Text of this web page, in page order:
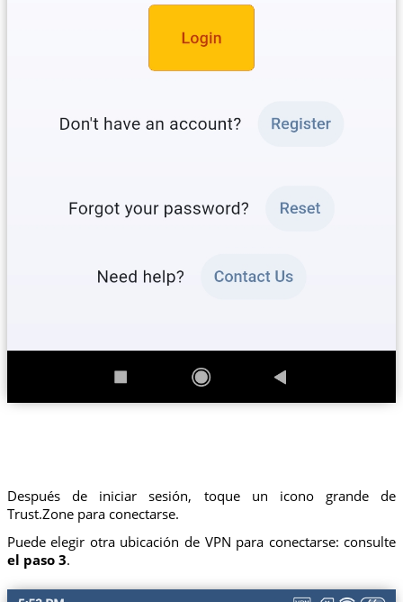
Después de iniciar sesión, toque un icono grande de
Trust.Zone para conectarse.
Puede elegir otra ubicación de VPN para conectarse: consulte
el paso 3.